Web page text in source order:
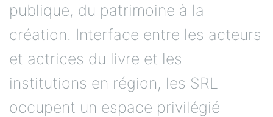
publique, du patrimoine à la
création. Interface entre les acteurs
et actrices du livre et les
institutions en région, les SRL
occupent un espace privilégié